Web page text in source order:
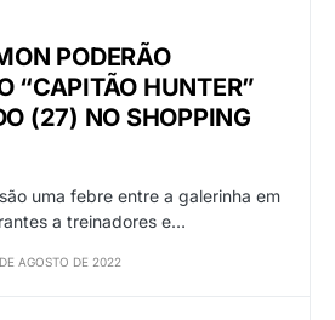
PODERÃO
“CAPITÃO HUNTER”
(27) NO SHOPPING
uma febre entre a galerinha em
a treinadores e…
AGOSTO DE 2022